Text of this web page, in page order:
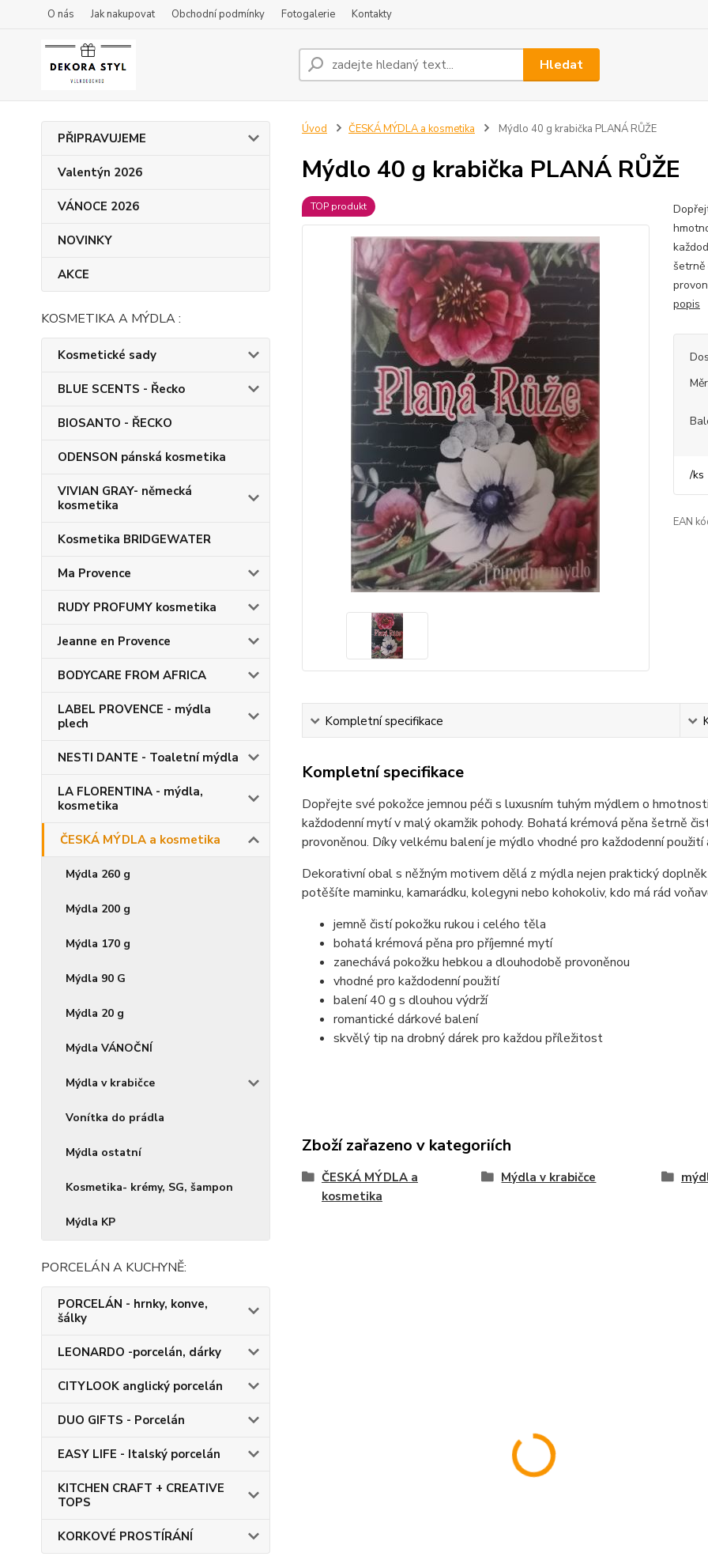
O nás Jak nakupovat Obchodní podmínky Fotogalerie Kontakty
Hledat
PŘIPRAVUJEME
Valentýn 2026
VÁNOCE 2026
NOVINKY
AKCE
KOSMETIKA A MÝDLA :
Kosmetické sady
BLUE SCENTS - Řecko
BIOSANTO - ŘECKO
ODENSON pánská kosmetika
VIVIAN GRAY- německá
kosmetika
Kosmetika BRIDGEWATER
Ma Provence
RUDY PROFUMY kosmetika
Jeanne en Provence
BODYCARE FROM AFRICA
LABEL PROVENCE - mýdla
plech
NESTI DANTE - Toaletní mýdla
LA FLORENTINA - mýdla,
kosmetika
ČESKÁ MÝDLA a kosmetika
Mýdla 260 g
Mýdla 200 g
Mýdla 170 g
Mýdla 90 G
Mýdla 20 g
Mýdla VÁNOČNÍ
Mýdla v krabičce
Vonítka do prádla
Mýdla ostatní
Kosmetika- krémy, SG, šampon
Mýdla KP
PORCELÁN A KUCHYNĚ:
PORCELÁN - hrnky, konve,
šálky
LEONARDO -porcelán, dárky
CITYLOOK anglický porcelán
DUO GIFTS - Porcelán
EASY LIFE - Italský porcelán
KITCHEN CRAFT + CREATIVE
TOPS
KORKOVÉ PROSTÍRÁNÍ
Úvod ČESKÁ MÝDLA a kosmetika Mýdlo 40 g krabička PLANÁ RŮŽE
Mýdlo 40 g krabička PLANÁ RŮŽE
TOP produkt
šetrně
popis
/ks
EAN
Kompletní specifikace
Kompletní specifikace
Dopřejte své pokožce jemnou péči s luxusním tuhým mýdlem o
každodenní mytí v malý okamžik pohody. Bohatá krémová pěna šetrně
provoněnou. Díky velkému balení je mýdlo vhodné pro každodenní použití
Dekorativní obal s něžným motivem dělá z mýdla nejen praktický
potěšíte maminku, kamarádku, kolegyni nebo kohokoliv, kdo má rád
jemně čistí pokožku rukou i celého těla
bohatá krémová pěna pro příjemné mytí
zanechává pokožku hebkou a dlouhodobě provoněnou
vhodné pro každodenní použití
balení 40 g s dlouhou výdrží
romantické dárkové balení
skvělý tip na drobný dárek pro každou příležitost
Zboží zařazeno v kategoriích
ČESKÁ MÝDLA a
kosmetika
Mýdla v krabičce